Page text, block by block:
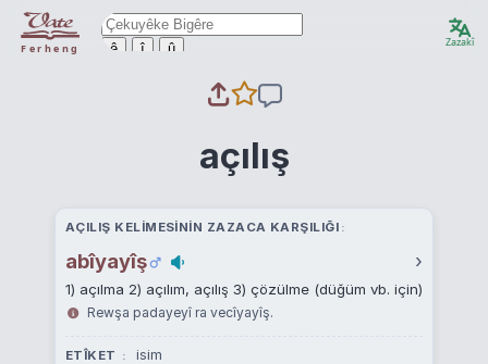
Ferheng ê î û Zazakî
açılış
AÇILIŞ KELIMESININ ZAZACA KARŞILIĞI
abîyayîş ›
1) açılma 2) açılım, açılış 3) çözülme (düğüm vb. için)
Rewşa padayeyî ra vecîyayîş.
ETÎKET isim